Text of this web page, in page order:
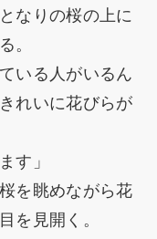
なりの桜の上に
。
いる人がいるん
れいに花びらが
す」
を眺めながら花
を見開く。